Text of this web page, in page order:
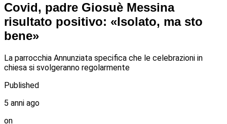
Covid, padre Giosuè Messina
risultato positivo: «Isolato, ma sto
bene»
La parrocchia Annunziata specifica che le celebrazioni in
chiesa si svolgeranno regolarmente
Published
5 anni ago
on